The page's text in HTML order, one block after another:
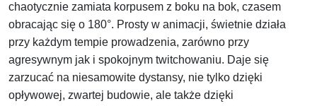
chaotycznie zamiata korpusem z boku na bok, czasem
obracając się o 180°. Prosty w animacji, świetnie działa
przy każdym tempie prowadzenia, zarówno przy
agresywnym jak i spokojnym twitchowaniu. Daje się
zarzucać na niesamowite dystansy, nie tylko dzięki
opływowej, zwartej budowie, ale także dzięki